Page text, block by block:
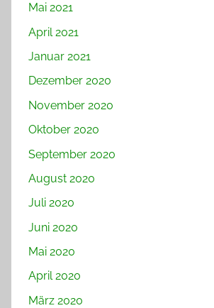
Mai 2021
April 2021
Januar 2021
Dezember 2020
November 2020
Oktober 2020
September 2020
August 2020
Juli 2020
Juni 2020
Mai 2020
April 2020
März 2020